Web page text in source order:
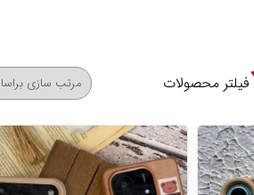
فیلتر محصولات